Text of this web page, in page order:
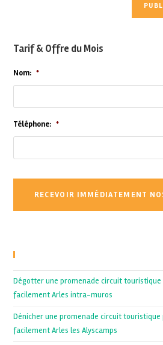
Tarif & Offre du Mois
Nom: *
Téléphone: *
Dégotter une promenade circuit touristique
facilement Arles intra-muros
Dénicher une promenade circuit touristique
facilement Arles les Alyscamps